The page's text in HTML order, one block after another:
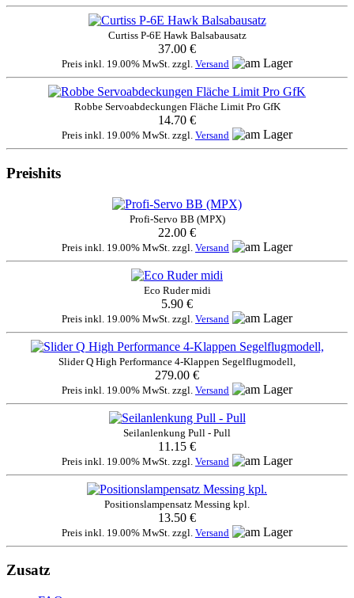
Curtiss P-6E Hawk Balsabausatz
37.00 €
Preis inkl. 19.00% MwSt. zzgl. Versand
Robbe Servoabdeckungen Fläche Limit Pro GfK
14.70 €
Preis inkl. 19.00% MwSt. zzgl. Versand
Preishits
Profi-Servo BB (MPX)
22.00 €
Preis inkl. 19.00% MwSt. zzgl. Versand
Eco Ruder midi
5.90 €
Preis inkl. 19.00% MwSt. zzgl. Versand
Slider Q High Performance 4-Klappen Segelflugmodell,
279.00 €
Preis inkl. 19.00% MwSt. zzgl. Versand
Seilanlenkung Pull - Pull
11.15 €
Preis inkl. 19.00% MwSt. zzgl. Versand
Positionslampensatz Messing kpl.
13.50 €
Preis inkl. 19.00% MwSt. zzgl. Versand
Zusatz